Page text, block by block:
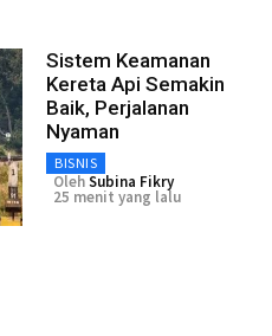
Sistem Keamanan
Kereta Api Semakin
Baik, Perjalanan
Nyaman
BISNIS
OlehSubina Fikry
25 menit yang lalu